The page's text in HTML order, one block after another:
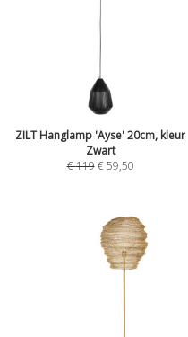
ZILT Hanglamp 'Ayse' 20cm, kleur
Zwart
€119 €59,50